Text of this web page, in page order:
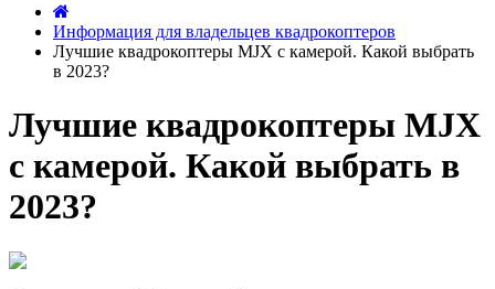
Информация для владельцев квадрокоптеров
Лучшие квадрокоптеры MJX с камерой. Какой выбрать
в 2023?
Лучшие квадрокоптеры MJX
с камерой. Какой выбрать в
2023?